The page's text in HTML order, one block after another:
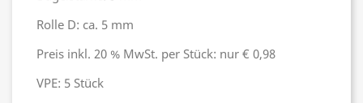
Rolle D: ca. 5 mm
Preis inkl. 20 % MwSt. per Stück: nur € 0,98
VPE: 5 Stück